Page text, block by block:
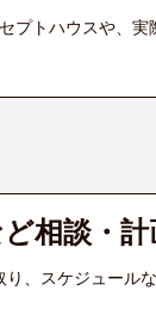
プトハウスや、
相談・計
、スケジュール